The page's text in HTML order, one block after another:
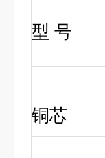
型 号
铜芯